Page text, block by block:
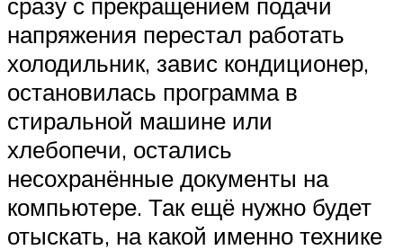
напряжения перестал работать
холодильник, завис кондиционер,
остановилась программа в
стиральной машине или
хлебопечи, остались
несохранённые документы на
компьютере. Так ещё нужно будет
отыскать, на какой именно технике